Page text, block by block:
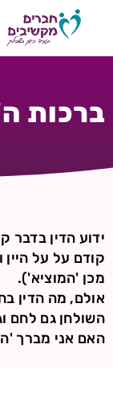
ברכות
ידוע הדין בדבר
קודם על על
מכן 'המוציא').
אולם, מה הדין
השולחן גם לחם
האם אני מברך